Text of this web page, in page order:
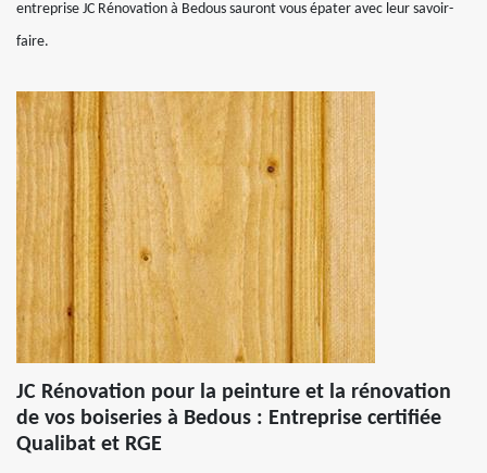
entreprise JC Rénovation à Bedous sauront vous épater avec leur savoir-
faire.
JC Rénovation pour la peinture et la rénovation
de vos boiseries à Bedous : Entreprise certifiée
Qualibat et RGE